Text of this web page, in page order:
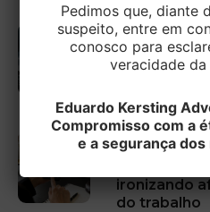
Campos do
passam a
nas notas
eletrônicas
Justa causa
após
ironizando
do trabalho
Pedimos que, diante
suspeito, entre em
conosco para
veracidade
Eduardo Kersting
Compromisso com a
e a segurança